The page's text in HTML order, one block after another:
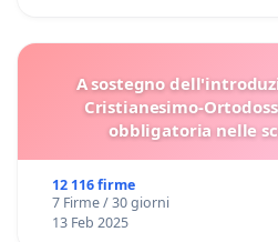
A sostegno
Cristianesimo-
obbligatoria nelle
12 116 firme
7 Firme / 30 giorni
13 Feb 2025